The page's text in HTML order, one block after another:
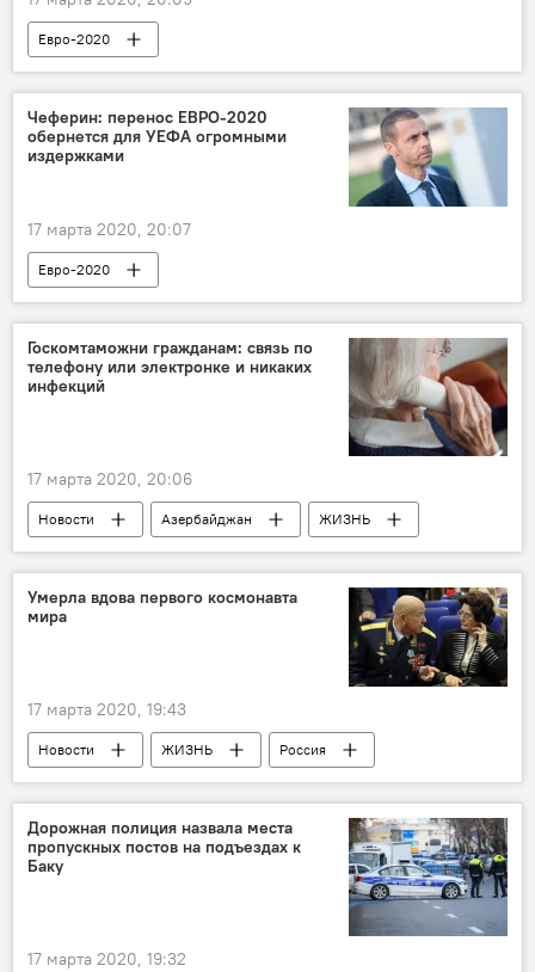
Евро-2020
Чеферин: перенос ЕВРО-2020
обернется для УЕФА огромными
издержками
17 марта 2020, 20:07
Евро-2020
Госкомтаможни гражданам: связь по
телефону или электронке и никаких
инфекций
17 марта 2020, 20:06
Новости Азербайджан
ЖИЗНЬ
Экономика
Государственный таможенный комитет АР
Коронавирус
Умерла вдова первого космонавта
мира
17 марта 2020, 19:43
Новости ЖИЗНЬ
Россия
События и даты
Юрий Гагарин
Жена
Дорожная полиция назвала места
пропускных постов на подъездах к
Баку
17 марта 2020, 19:32